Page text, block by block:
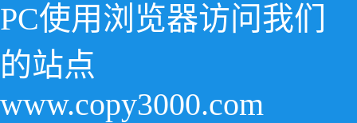
PC使用浏览器访问我们
的站点
www.copy3000.com